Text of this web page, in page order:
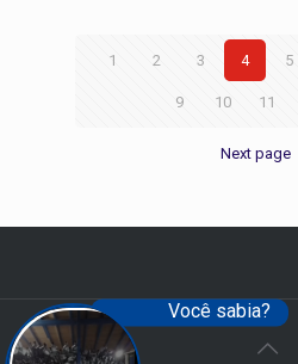
1 2 3 4 5
9 10 11
Next page
Você sabia?